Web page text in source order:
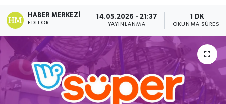
HABER MERKEZI
EDITÖR
14.05.2026 - 21:37
YAYINLANMA
1 DK
OKUNMA SÜRESI
DÜNYA
Dursunbey